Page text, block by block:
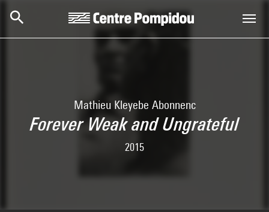
Mathieu Kleyebe Abonnenc
Forever Weak and Ungrateful
2015